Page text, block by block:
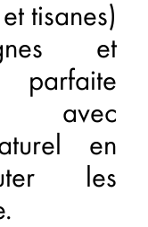
tisanes)
et
parfaite
avec
en
les